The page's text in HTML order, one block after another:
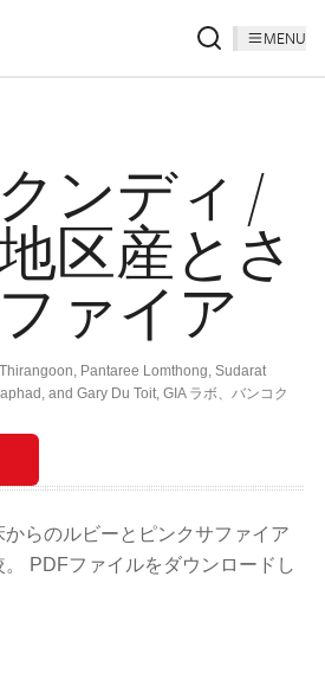
MENU
ンディ /
区産とさ
ァイア
Pantaree Lomthong, Sudarat
and Gary Du Toit, GIA ラボ、バンコク
らのルビーとピンクサファイア
PDFファイルをダウンロードし